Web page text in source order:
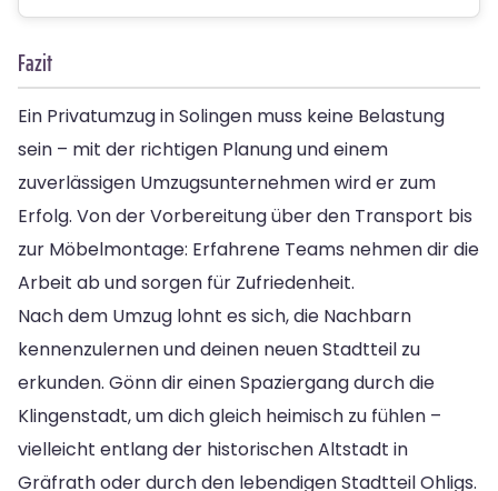
Fazit
Ein Privatumzug in Solingen muss keine Belastung
sein – mit der richtigen Planung und einem
zuverlässigen Umzugsunternehmen wird er zum
Erfolg. Von der Vorbereitung über den Transport bis
zur Möbelmontage: Erfahrene Teams nehmen dir die
Arbeit ab und sorgen für Zufriedenheit.
Nach dem Umzug lohnt es sich, die Nachbarn
kennenzulernen und deinen neuen Stadtteil zu
erkunden. Gönn dir einen Spaziergang durch die
Klingenstadt, um dich gleich heimisch zu fühlen –
vielleicht entlang der historischen Altstadt in
Gräfrath oder durch den lebendigen Stadtteil Ohligs.